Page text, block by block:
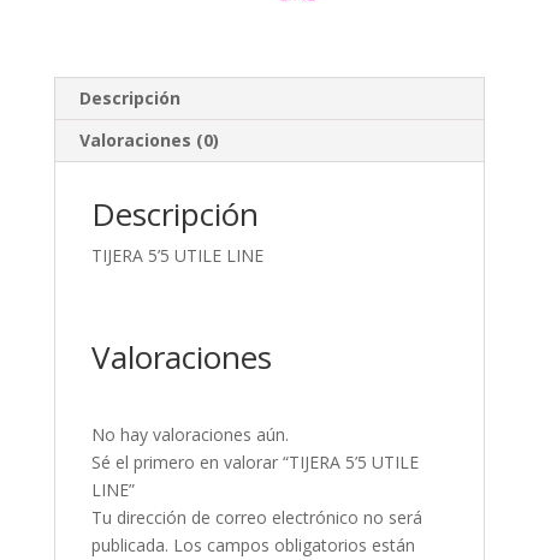
Descripción
Valoraciones (0)
Descripción
TIJERA 5’5 UTILE LINE
Valoraciones
No hay valoraciones aún.
Sé el primero en valorar “TIJERA 5’5 UTILE
LINE”
Tu dirección de correo electrónico no será
publicada. Los campos obligatorios están